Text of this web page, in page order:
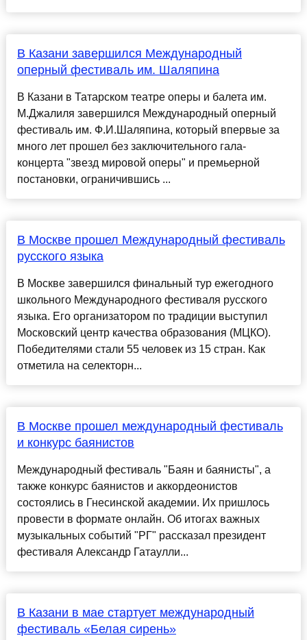
В Казани завершился Международный
оперный фестиваль им. Шаляпина
В Казани в Татарском театре оперы и балета им.
М.Джалиля завершился Международный оперный
фестиваль им. Ф.И.Шаляпина, который впервые за
много лет прошел без заключительного гала-
концерта "звезд мировой оперы" и премьерной
постановки, ограничившись ...
В Москве прошел Международный фестиваль
русского языка
В Москве завершился финальный тур ежегодного
школьного Международного фестиваля русского
языка. Его организатором по традиции выступил
Московский центр качества образования (МЦКО).
Победителями стали 55 человек из 15 стран. Как
отметила на селекторн...
В Москве прошел международный фестиваль
и конкурс баянистов
Международный фестиваль "Баян и баянисты", а
также конкурс баянистов и аккордеонистов
состоялись в Гнесинской академии. Их пришлось
провести в формате онлайн. Об итогах важных
музыкальных событий "РГ" рассказал президент
фестиваля Александр Гатаулли...
В Казани в мае стартует международный
фестиваль «Белая сирень»